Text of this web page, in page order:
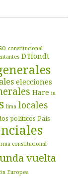
constitucional
D'Hondt
elecciones
Hare iu
lima locales
políticos País
constitucional
vuelta
Europea